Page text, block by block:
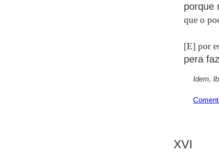
porque
que o
[E] por
pera
Idem,
XVI